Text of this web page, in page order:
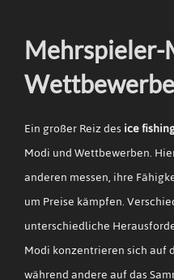
Mehrspieler-
Wettbewerbe
Ein großer Reiz desice
Modi und Wettbewerben.
anderen messen, ihre
um Preise kämpfen.
unterschiedliche
Modi konzentrieren sich auf
während andere auf das